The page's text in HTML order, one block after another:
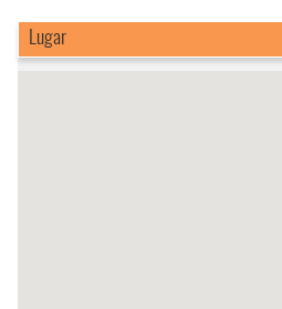
Lugar